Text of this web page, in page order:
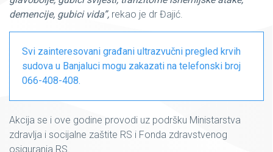
demencije, gubici vida”, rekao je dr Đajić.
Svi zainteresovani građani ultrazvučni pregled krvih
sudova u Banjaluci mogu zakazati na telefonski broj
066-408-408.
Akcija se i ove godine provodi uz podršku Ministarstva
zdravlja i socijalne zaštite RS i Fonda zdravstvenog
osiguranja RS.